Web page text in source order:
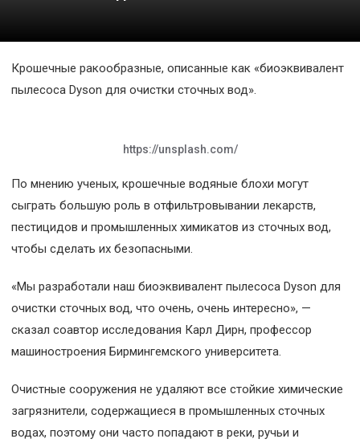
О
проекте
Крошечные ракообразные, описанные как «биоэквивалент
пылесоса Dyson для очистки сточных вод».
https://unsplash.com/
По мнению ученых, крошечные водяные блохи могут
сыграть большую роль в отфильтровывании лекарств,
пестицидов и промышленных химикатов из сточных вод,
чтобы сделать их безопасными.
«Мы разработали наш биоэквивалент пылесоса Dyson для
очистки сточных вод, что очень, очень интересно», —
сказал соавтор исследования Карл Дирн, профессор
машиностроения Бирмингемского университета.
Очистные сооружения не удаляют все стойкие химические
загрязнители, содержащиеся в промышленных сточных
водах, поэтому они часто попадают в реки, ручьи и